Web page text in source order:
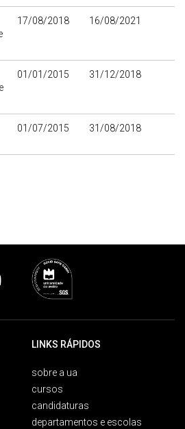
17/08/2018 16/08/2021
01/01/2015 31/12/2018
01/07/2015 31/08/2018
LINKS RÁPIDOS
sobre a ua
cursos
candidaturas
departamentos e escolas